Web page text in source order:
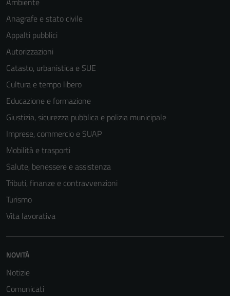
Anagrafe e stato civile
Appalti pubblici
Autorizzazioni
Catasto, urbanistica e SUE
Cultura e tempo libero
Educazione e formazione
Giustizia, sicurezza pubblica e polizia municipale
Imprese, commercio e SUAP
Mobilità e trasporti
Salute, benessere e assistenza
Tributi, finanze e contravvenzioni
Turismo
Vita lavorativa
NOVITÀ
Notizie
Comunicati
essere